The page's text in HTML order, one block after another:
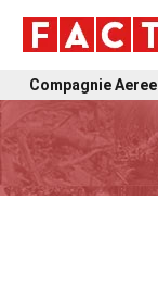
Compagnie Aeree